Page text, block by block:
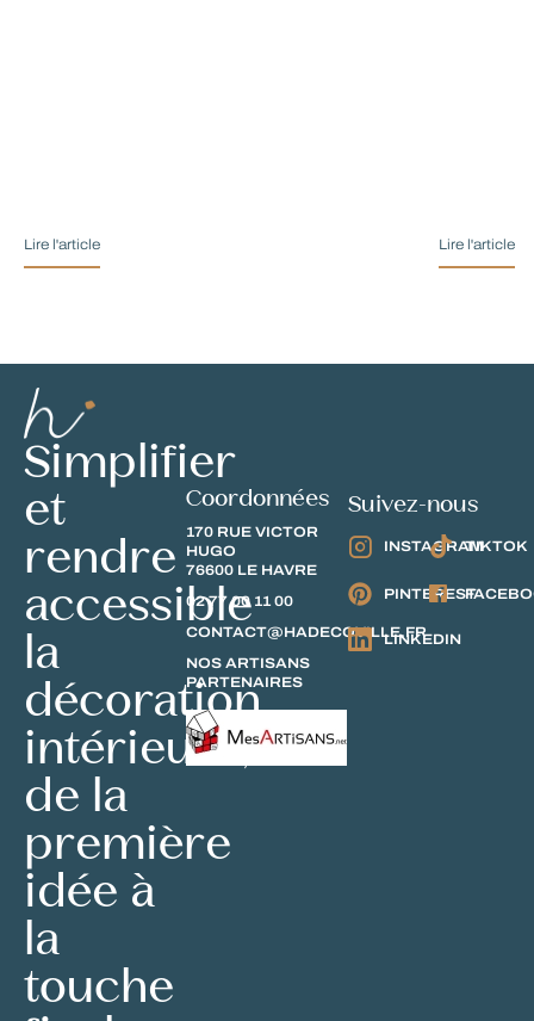
Lire l'article Lire l'article
Simplifier
et
rendre
accessible
la
décoration
intérieure,
de la
première
idée à
la
touche
Coordonnées
170 RUE VICTOR
HUGO
76600 LE HAVRE
02 77 00 11 00
CONTACT@HADECOVILLE.FR
NOS ARTISANS
PARTENAIRES
Suivez-nous
INSTAGRAM
PINTEREST
LINKEDIN
TIKTOK